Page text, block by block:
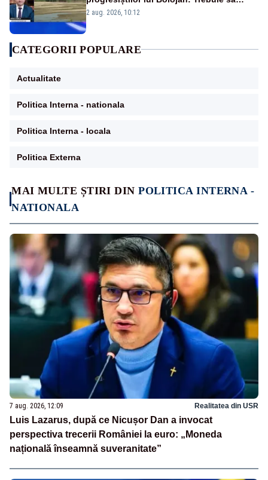
MAI MULTE ȘTIRI DINPOLITICA INTERNA -
NATIONALA
7 aug. 2026, 12:09 Realitatea din USR
Luis Lazarus, după ce Nicușor Dan a invocat
perspectiva trecerii României la euro: „Moneda
națională înseamnă suveranitate”
protejăm și natura, dar nu șținem omaneii
2 aug. 2026, 10:12
CATEGORII POPULARE
Actualitate
Politica Interna - nationala
Politica Interna - locala
Politica Externa